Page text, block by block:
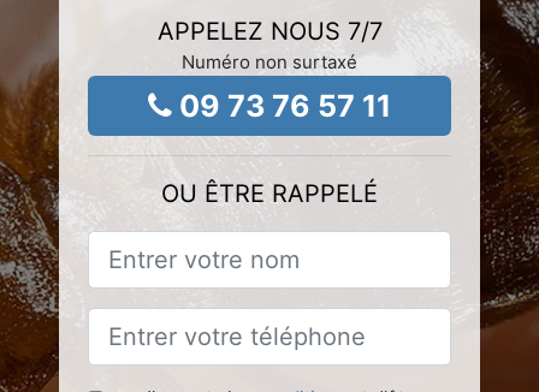
APPELEZ NOUS 7/7
Numéro non surtaxé
09 73 76 57 11
OU ÊTRE RAPPELÉ